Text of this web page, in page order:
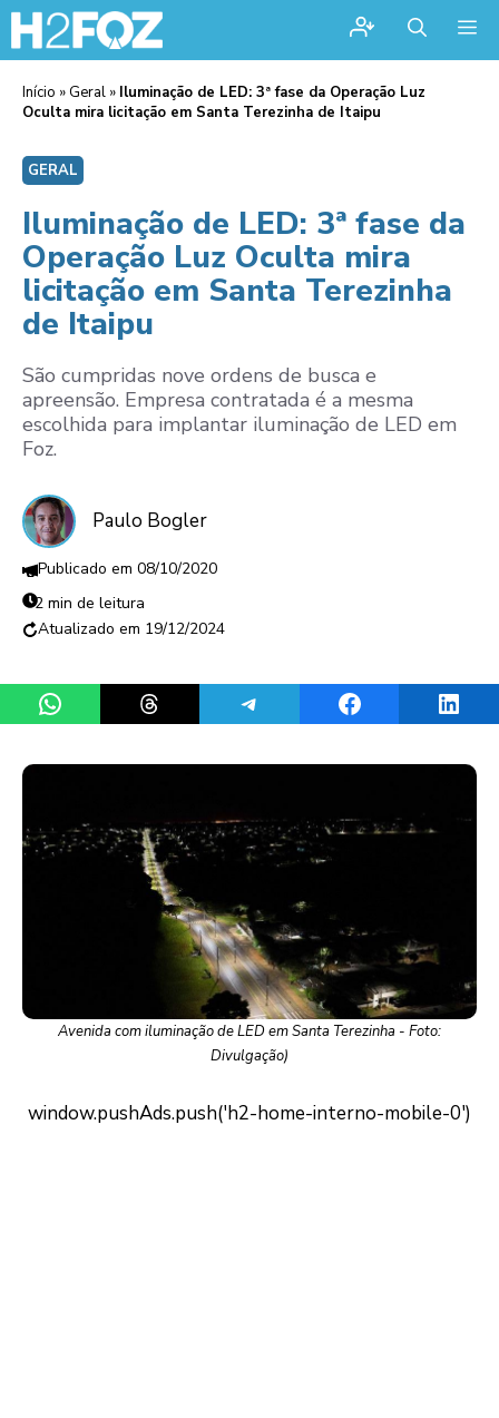
Início » Geral » Iluminação de LED: 3ª fase da Operação Luz
Oculta mira licitação em Santa Terezinha de Itaipu
GERAL
Iluminação de LED: 3ª fase da
Operação Luz Oculta mira
licitação em Santa Terezinha
de Itaipu
São cumpridas nove ordens de busca e
apreensão. Empresa contratada é a mesma
escolhida para implantar iluminação de LED em
Foz.
Paulo Bogler
08/10/2020
2 min de leitura
19/12/2024
Share on WhatsAppShare on ThreadsShare on TelegramShare on Facebook
Avenida com iluminação de LED em Santa Terezinha - Foto:
Divulgação)